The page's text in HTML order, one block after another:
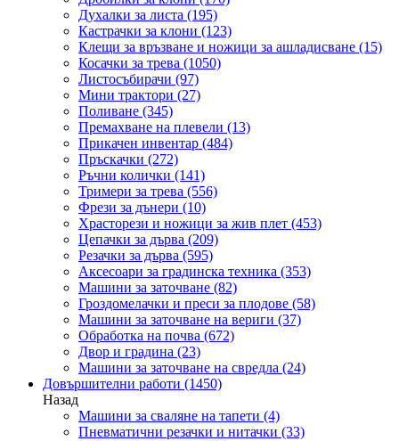
Духалки за листа (195)
Кастрачки за клони (123)
Клещи за връзване и ножици за ашладисване (15)
Косачки за трева (1050)
Листосъбирачи (97)
Мини трактори (27)
Поливане (345)
Премахване на плевели (13)
Прикачен инвентар (484)
Пръскачки (272)
Ръчни колички (141)
Тримери за трева (556)
Фрези за дънери (10)
Храсторези и ножици за жив плет (453)
Цепачки за дърва (209)
Резачки за дърва (595)
Аксесоари за градинска техника (353)
Машини за заточване (82)
Гроздомелачки и преси за плодове (58)
Машини за заточване на вериги (37)
Обработка на почва (672)
Двор и градина (23)
Машини за заточване на свредла (24)
Довършителни работи (1450)
Назад
Машини за сваляне на тапети (4)
Пневматични резачки и нитачки (33)